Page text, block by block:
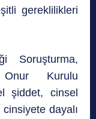
gereklilikleri
Soruşturma,
Kurulu
şiddet, cinsel
dayalı